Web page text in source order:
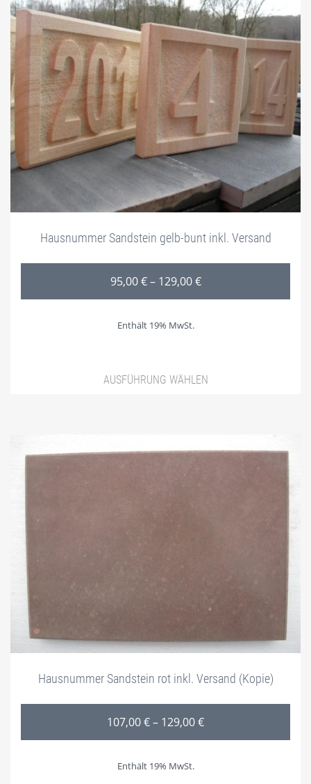
Hausnummer Sandstein gelb-bunt inkl. Versand
95,00€ – 129,00€
Enthält 19% MwSt.
AUSFÜHRUNG WÄHLEN
Hausnummer Sandstein rot inkl. Versand (Kopie)
107,00€– 129,00€
Enthält 19% MwSt.